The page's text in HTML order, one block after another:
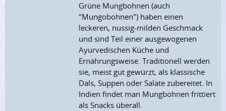
Grüne Mungbohnen (auch
"Mungobohnen") haben einen
leckeren, nussig-milden Geschmack
und sind Teil einer ausgewogenen
Ayurvedischen Küche und
Ernährungsweise. Traditionell werden
sie, meist gut gewürzt, als klassische
Dals, Suppen oder Salate zubereitet. In
Indien findet man Mungbohnen frittiert
als Snacks überall.